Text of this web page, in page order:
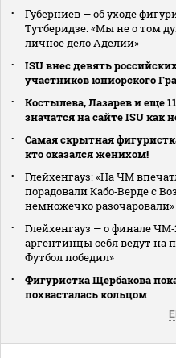
Губерниев — об уходе
Тутберидзе: «Мы не о том
личное дело Аделии»
ISU внес девять
участников юниорского
Костылева, Лазарев и еще
значатся на сайте ISU
Самая скрытная
кто оказался женихом!
Глейхенгауз: «На ЧМ
порадовали Кабо‑Верде с
немножечко разочаровали»
Глейхенгауз — о финале
аргентинцы себя ведут на
Футбол победил»
Фигуристка Щербакова
похвасталась кольцом